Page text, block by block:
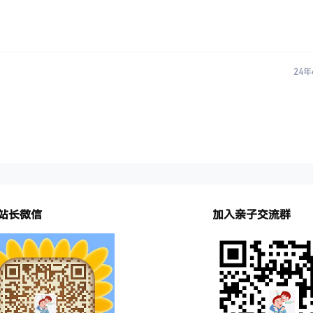
24
长微信 加入亲子交流群